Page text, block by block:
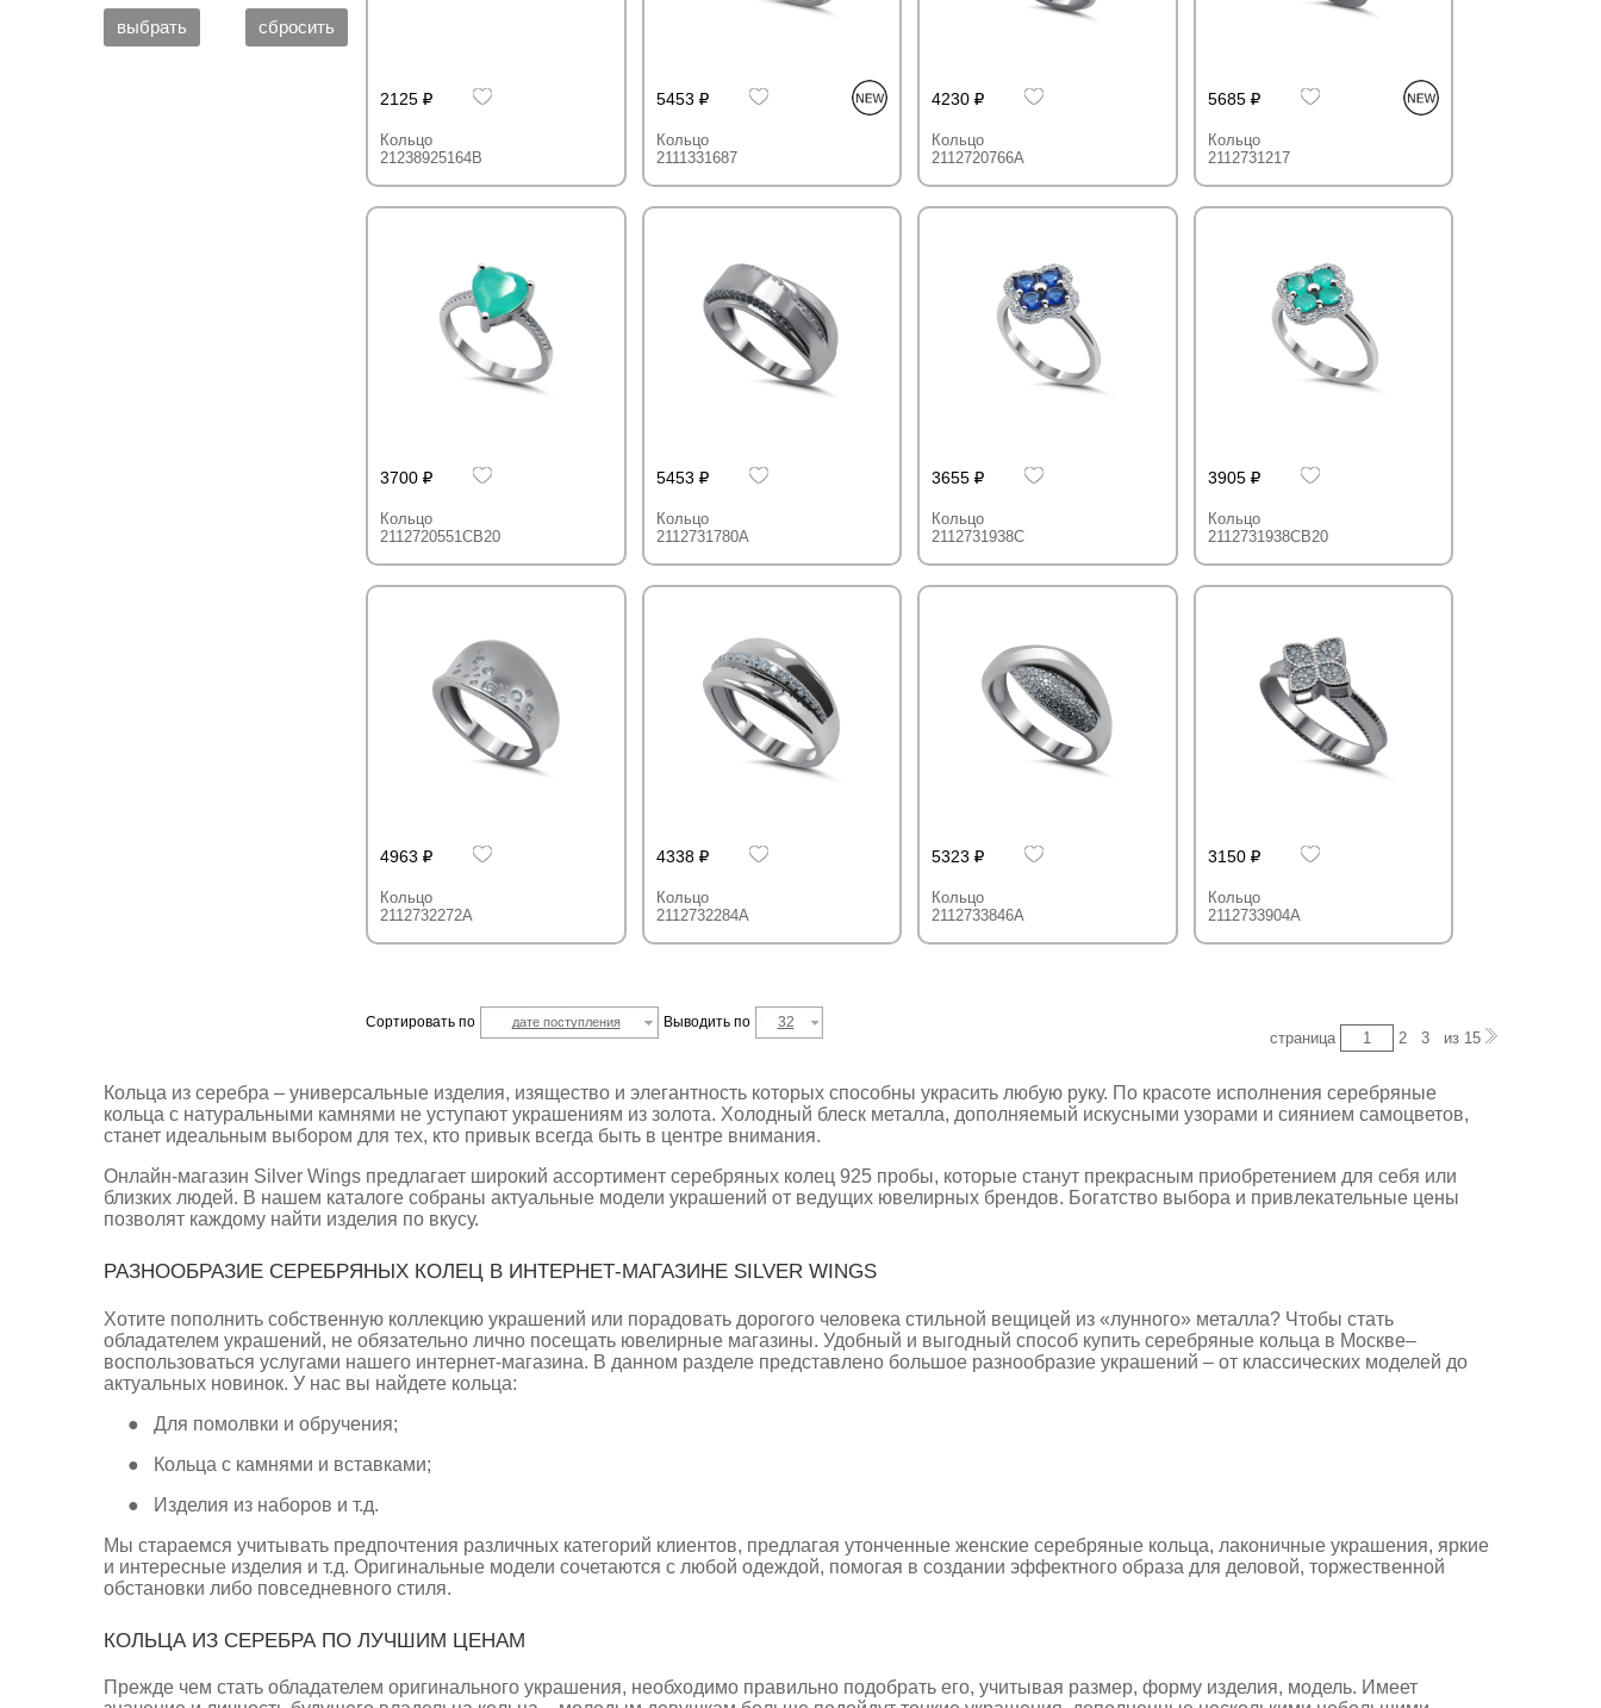
2125
Кольцо
21238925164B
5453
Кольцо
2111331687
4230
Кольцо
2112720766A
5685
Кольцо
2112731217
3700
Кольцо
2112720551CB20
5453
Кольцо
2112731780A
3655
Кольцо
2112731938C
3905
Кольцо
2112731938CB20
4963
Кольцо
2112732272A
4338
Кольцо
2112732284A
5323
Кольцо
2112733846A
3150
Кольцо
2112733904A
Сортировать по дате поступления Выводить по 32
страница 2 3 из 15
Кольца из серебра – универсальные изделия, изящество и элегантность которых способны украсить любую руку. По красоте исполнения серебряные
кольца с натуральными камнями не уступают украшениям из золота. Холодный блеск металла, дополняемый искусными узорами и сиянием самоцветов,
станет идеальным выбором для тех, кто привык всегда быть в центре внимания.
Онлайн-магазин Silver Wings предлагает широкий ассортимент серебряных колец 925 пробы, которые станут прекрасным приобретением для себя или
близких людей. В нашем каталоге собраны актуальные модели украшений от ведущих ювелирных брендов. Богатство выбора и привлекательные цены
позволят каждому найти изделия по вкусу.
РАЗНООБРАЗИЕ СЕРЕБРЯНЫХ КОЛЕЦ В ИНТЕРНЕТ-МАГАЗИНЕ SILVER WINGS
Хотите пополнить собственную коллекцию украшений или порадовать дорогого человека стильной вещицей из «лунного» металла? Чтобы стать
обладателем украшений, не обязательно лично посещать ювелирные магазины. Удобный и выгодный способ купить серебряные кольца в Москве–
воспользоваться услугами нашего интернет-магазина. В данном разделе представлено большое разнообразие украшений – от классических моделей до
актуальных новинок. У нас вы найдете кольца:
●
Для помолвки и обручения;
●
Кольца с камнями и вставками;
●
Изделия из наборов и т.д.
Мы стараемся учитывать предпочтения различных категорий клиентов, предлагая утонченные женские серебряные кольца, лаконичные украшения, яркие
и интересные изделия и т.д. Оригинальные модели сочетаются с любой одеждой, помогая в создании эффектного образа для деловой, торжественной
обстановки либо повседневного стиля.
КОЛЬЦА ИЗ СЕРЕБРА ПО ЛУЧШИМ ЦЕНАМ
Прежде чем стать обладателем оригинального украшения, необходимо правильно подобрать его, учитывая размер, форму изделия, модель. Имеет